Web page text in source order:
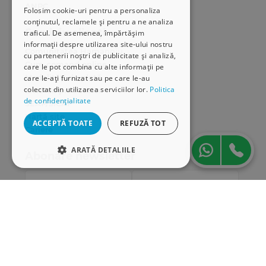
Folosim cookie-uri pentru a personaliza
conținutul, reclamele și pentru a ne analiza
traficul. De asemenea, împărtășim
informații despre utilizarea site-ului nostru
cu partenerii noștri de publicitate și analiză,
care le pot combina cu alte informații pe
care le-ați furnizat sau pe care le-au
colectat din utilizarea serviciilor lor. Politica
de confidențialitate
ACCEPTĂ TOATE REFUZĂ TOT
ARATĂ DETALIILE
STRICT NECESARE
ANPC
Serviciu clienți
Comunitatea Hamangiu
Cum comand online
Modalități de plată
Livrarea produselor
SEAP/SICAP
Hartă site
Cariere
Abonare newsletter